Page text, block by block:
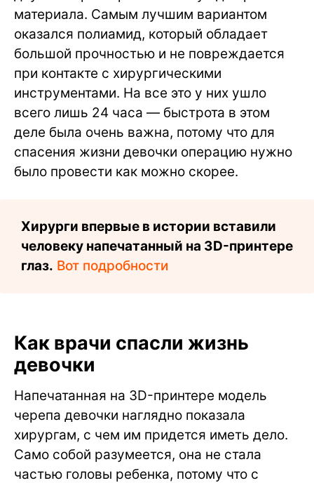
материала. Самым лучшим вариантом
оказался полиамид, который обладает
большой прочностью и не повреждается
при контакте с хирургическими
инструментами. На все это у них ушло
всего лишь 24 часа — быстрота в этом
деле была очень важна, потому что для
спасения жизни девочки операцию нужно
было провести как можно скорее.
Хирурги впервые в истории вставили
человеку напечатанный на 3D-принтере
глаз. Вот подробности
Как врачи спасли жизнь
девочки
Напечатанная на 3D-принтере модель
черепа девочки наглядно показала
хирургам, с чем им придется иметь дело.
Само собой разумеется, она не стала
частью головы ребенка, потому что с